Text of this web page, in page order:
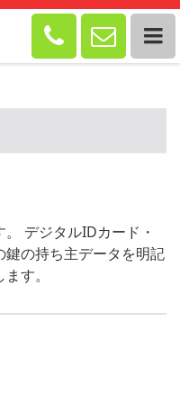
 
デジタルIDカード・
の持ち主データを明記
す。